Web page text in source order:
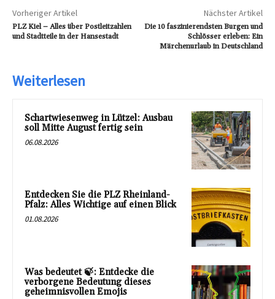
Vorheriger Artikel
PLZ Kiel – Alles über Postleitzahlen
und Stadtteile in der Hansestadt
Nächster Artikel
Die 10 faszinierendsten Burgen und
Schlösser erleben: Ein
Märchenurlaub in Deutschland
Weiterlesen
Schartwiesenweg in Lützel: Ausbau
soll Mitte August fertig sein
06.08.2026
Entdecken Sie die PLZ Rheinland-
Pfalz: Alles Wichtige auf einen Blick
01.08.2026
Was bedeutet 🍃: Entdecke die
verborgene Bedeutung dieses
geheimnisvollen Emojis